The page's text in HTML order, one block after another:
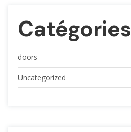
Catégories
doors
Uncategorized